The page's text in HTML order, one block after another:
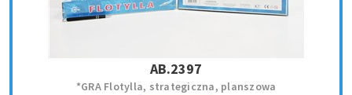
AB.2397
*GRA Flotylla, strategiczna, planszowa